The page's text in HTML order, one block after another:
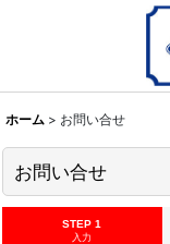
ホーム > お問い合せ
お問い合せ
STEP 1
入力